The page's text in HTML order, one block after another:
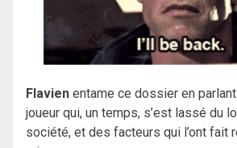
Flavien entame ce dossier en
joueur qui, un temps, s’est lassé du
société, et des facteurs qui l’ont fait